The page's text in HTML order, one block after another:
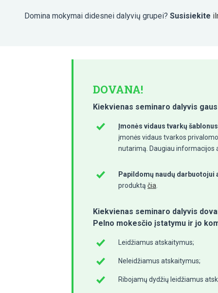
Domina mokymai didesnei dalyvių grupei? Susisiekite
DOVANA!
Kiekvienas seminaro dalyvis gaus
Įmonės vidaus tvarkų
įmonės vidaus tvarkos
nutarimą. Daugiau informacijos
Papildomų naudų
produktą čia
Kiekvienas seminaro dalyvis
Pelno mokesčio įstatymu ir jo
Leidžiamus atskaitymus;
Neleidžiamus atskaitymus;
Ribojamų dydžių leidžiamus